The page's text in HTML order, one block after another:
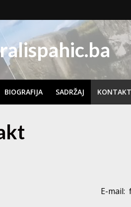
BIOGRAFIJA SADRŽAJ KONTAKT
E-mail: